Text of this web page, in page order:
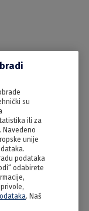
su
ili za
Navedeno
unije
podataka
odabirete
. Naš